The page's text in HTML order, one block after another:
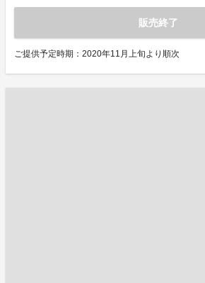
販売終了
ご提供予定時期：2020年11月上旬より順次